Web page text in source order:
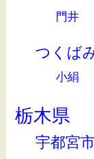
門井
つくば
小絹
栃木県
宇都宮市